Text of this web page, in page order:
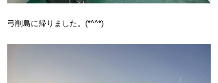
弓削島に帰りました。(*^^*)